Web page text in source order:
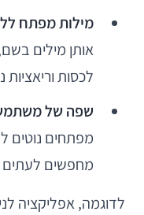
מילות מפתח
לכסות וריאציות
שפה של
מפתחים נוטים
מחפשים לעתים
לדוגמה, אפליקציה